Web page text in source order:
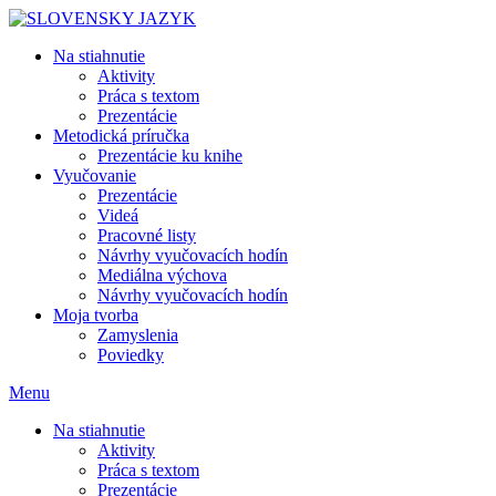
Skip
contentNa stiahnutie
Aktivity
Práca s textom
Prezentácie
Metodická príručka
Prezentácie ku knihe
Vyučovanie
Prezentácie
Videá
Pracovné listy
Návrhy vyučovacích hodín
Mediálna výchova
Návrhy vyučovacích hodín
Moja tvorba
Zamyslenia
Poviedky
Menu
Na stiahnutie
Aktivity
Práca s textom
Prezentácie